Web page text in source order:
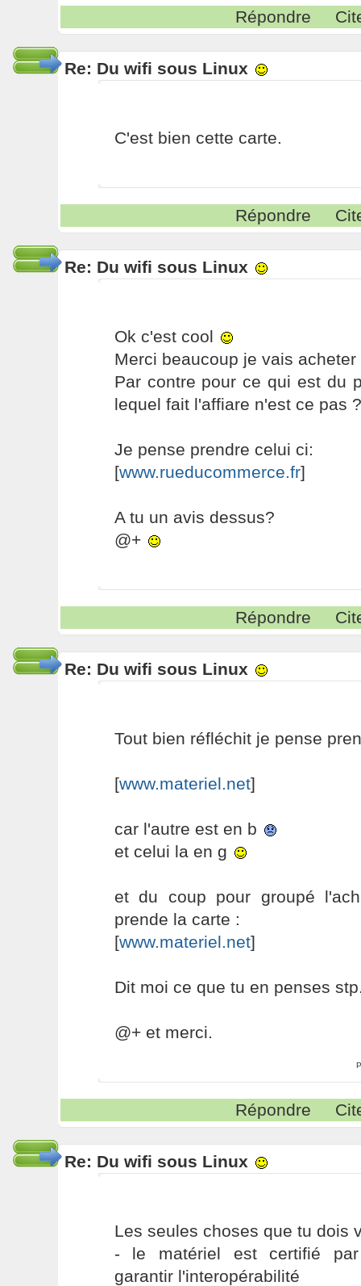
Répondre
Re: Du wifi sous Linux
C'est bien cette carte.
Répondre
Re: Du wifi sous Linux
Ok c'est cool
Merci beaucoup je vais
Par contre pour ce qui est du
lequel fait l'affiare n'est ce pas ?
Je pense prendre celui ci:
[www.rueducommerce.fr]
A tu un avis dessus?
@+
Répondre
Re: Du wifi sous Linux
Tout bien réfléchit je pense
[www.materiel.net]
car l'autre est en b
et celui la en g
et du coup pour groupé
prende la carte :
[www.materiel.net]
Dit moi ce que tu en penses
@+ et merci.
Répondre
Re: Du wifi sous Linux
Les seules choses que tu dois
- le matériel est certifié
garantir l'interopérabilité